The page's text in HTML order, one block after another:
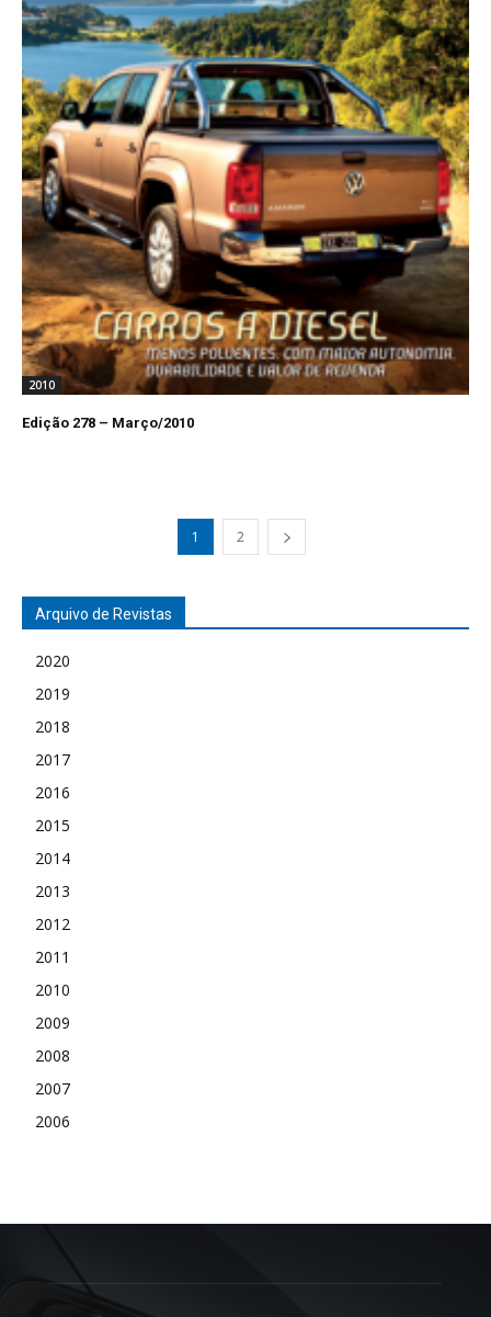
2010
Edição 278 – Março/2010
1 2
Arquivo de Revistas
2020
2019
2018
2017
2016
2015
2014
2013
2012
2011
2010
2009
2008
2007
2006